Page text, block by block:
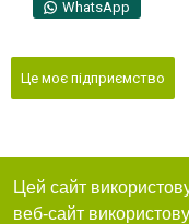
WhatsApp
Це моє підприємство
Цей сайт
веб-сайт